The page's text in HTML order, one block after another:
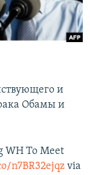
и
Обамы и
WH To Meet
n7BR32ejqz via